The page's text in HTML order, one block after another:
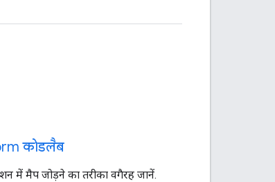
कोडलैब
में मैप जोड़ने का तरीका वगैरह जानें.